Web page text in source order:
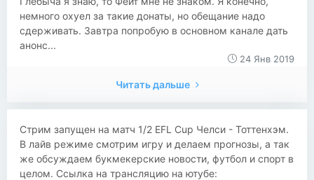
немного охуел за такие донаты, но обещание надо
сдерживать. Завтра попробую в основном канале дать
анонс...
24 Янв 2019
Читать дальше
Стрим запущен на матч 1/2 EFL Cup Челси - Тоттенхэм.
В лайв режиме смотрим игру и делаем прогнозы, а так
же обсуждаем букмекерские новости, футбол и спорт в
целом. Ссылка на трансляцию на ютубе: